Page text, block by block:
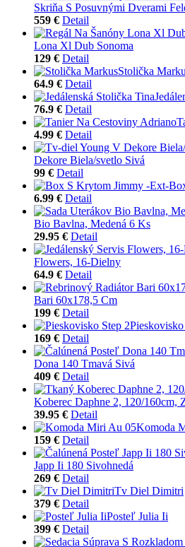
Skriňa S Posuvnými Dverami
559 € Detail
Lona Xl Dub Sonoma
129 € Detail
Stolička
64.9 € Detail
76.9 € Detail
4.99 € Detail
Dekore Biela/svetlo Sivá
99 € Detail
6.99 € Detail
Bio Bavlna, Medená 6 Ks
29.95 € Detail
Flowers, 16-Dielny
64.9 € Detail
Bari 60x178,5 Cm
199 € Detail
Pieskovisko
169 € Detail
Dona 140 Tmavá Sivá
409 € Detail
Koberec Daphne 2, 120/160cm,
39.95 € Detail
Komoda
159 € Detail
Japp Ii 180 Sivohnedá
269 € Detail
Tv Diel Dimitri
379 € Detail
Posteľ Julia Ii
399 € Detail